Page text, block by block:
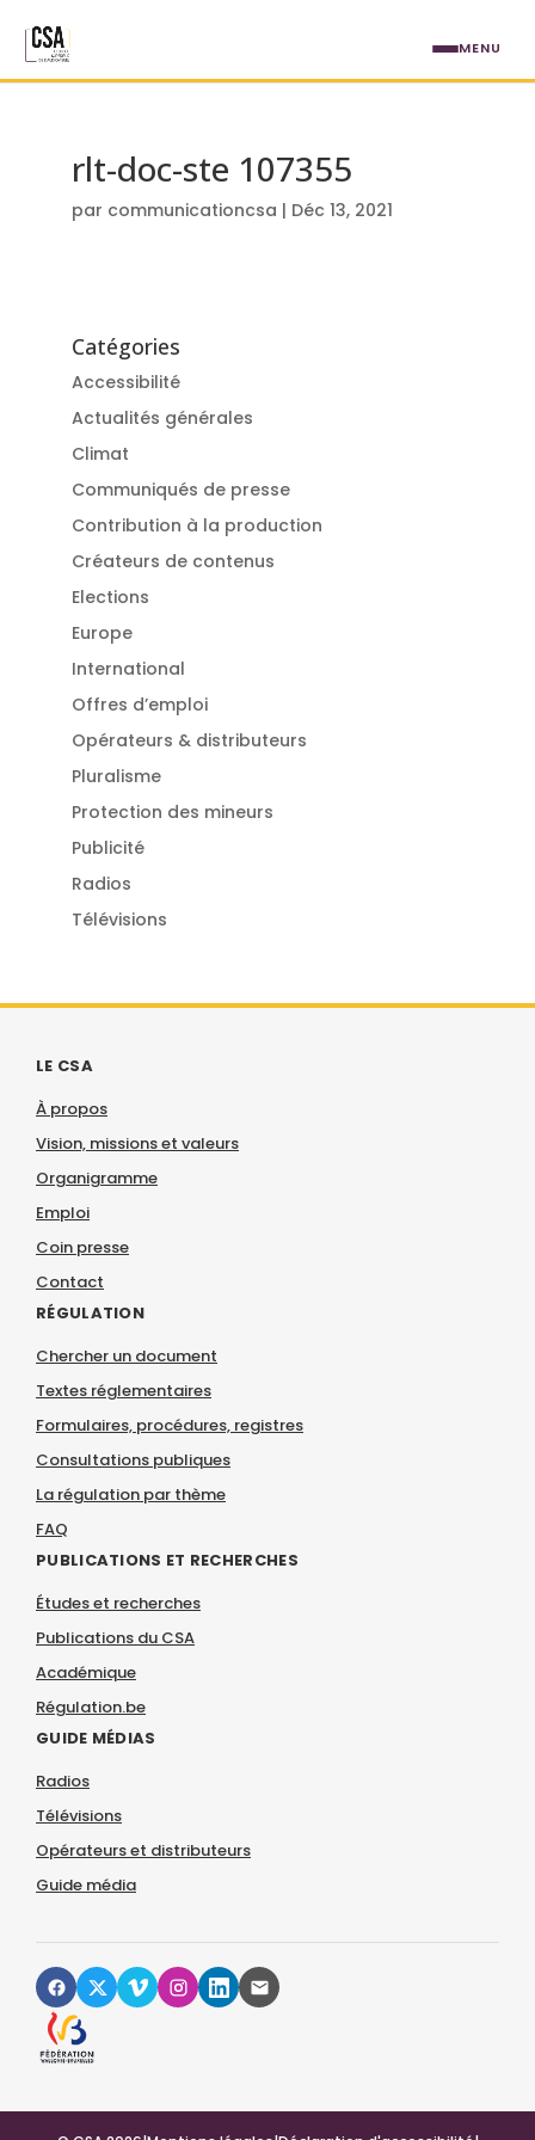
rlt-doc-ste 107355
par communicationcsa | Déc 13, 2021
Catégories
Accessibilité
Actualités générales
Climat
Communiqués de presse
Contribution à la production
Créateurs de contenus
Elections
Europe
International
Offres d’emploi
Opérateurs & distributeurs
Pluralisme
Protection des mineurs
Publicité
Radios
Télévisions
LE CSA
À propos
Vision, missions et valeurs
Organigramme
Emploi
Coin presse
Contact
RÉGULATION
Chercher un document
Textes réglementaires
Formulaires, procédures, registres
Consultations publiques
La régulation par thème
FAQ
PUBLICATIONS ET RECHERCHES
Études et recherches
Publications du CSA
Académique
Régulation.be
GUIDE MÉDIAS
Radios
Télévisions
Opérateurs et distributeurs
Guide média
MENU